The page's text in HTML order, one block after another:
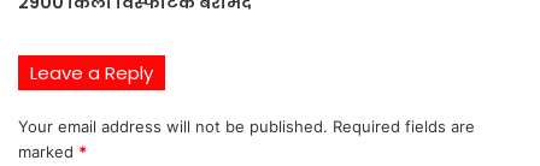
Leave a Reply
Your email address will not be published. Required fields are
marked *